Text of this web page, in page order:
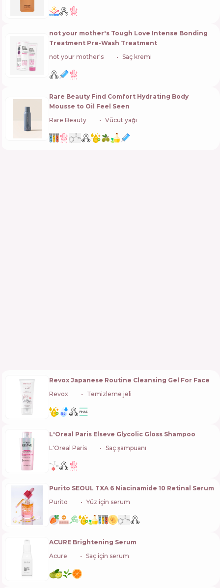
not your mother's Tough Love Intense Bonding
Treatment Pre-Wash Treatment
not your mother's
Saç kremi
Rare Beauty Find Comfort Hydrating Body
Mousse to Oil Feel Seen
Rare Beauty
Vücut yağı
Revox Japanese Routine Cleansing Gel For Face
Revox
Temizleme jeli
L'Oreal Paris Elseve Glycolic Gloss Shampoo
L'Oreal Paris
Saç şampuanı
Purito SEOUL TXA 6 Niacinamide 10 Retinal Serum
Purito
Yüz için serum
ACURE Brightening Serum
Acure
Saç için serum